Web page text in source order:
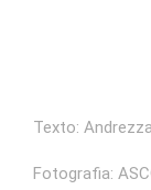
Texto:
Fotografia: